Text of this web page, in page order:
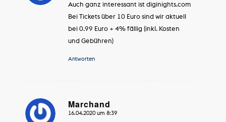
Auch ganz interessant ist diginights.com
Bei Tickets über 10 Euro sind wir aktuell
bei 0.99 Euro + 4% fällig (inkl. Kosten
und Gebühren)
Antworten
Marchand
sagte:
16.04.2020 um 8:39